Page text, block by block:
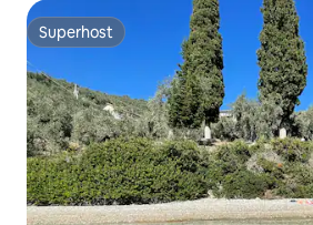
Superhost
Superhost